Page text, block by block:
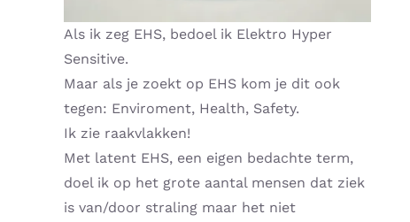
Als ik zeg EHS, bedoel ik Elektro Hyper
Sensitive.
Maar als je zoekt op EHS kom je dit ook
tegen: Enviroment, Health, Safety.
Ik zie raakvlakken!
Met latent EHS, een eigen bedachte term,
doel ik op het grote aantal mensen dat ziek
is van/door straling maar het niet